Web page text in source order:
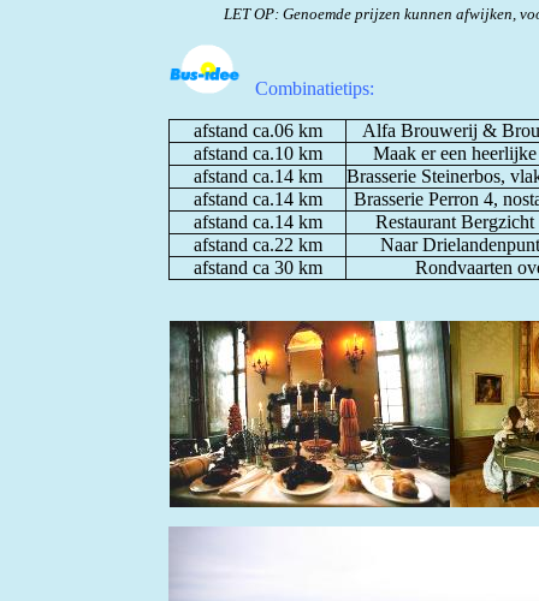
LET OP: Genoemde prijzen kunnen afwijken,
Combinatietips:
afstand ca.06 km Alfa Brouwerij &
afstand ca.10 km
Maak er een
afstand ca.14 km
Brasserie Steinerbos,
afstand ca.14 km
Brasserie Perron 4,
afstand ca.14 km
Restaurant
afstand ca.22 km
Naar
afstand ca 30 km
Rondvaarten